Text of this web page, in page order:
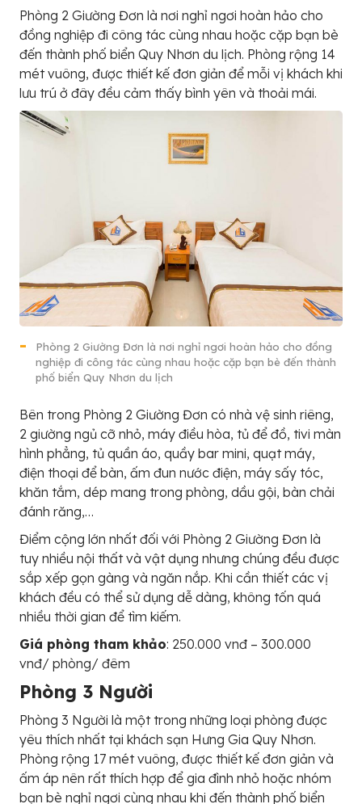
Phòng 2 Giường Đơn là nơi nghỉ ngơi hoàn hảo cho
đồng nghiệp đi công tác cùng nhau hoặc cặp bạn bè
đến thành phố biển Quy Nhơn du lịch. Phòng rộng 14
mét vuông, được thiết kế đơn giản để mỗi vị khách khi
lưu trú ở đây đều cảm thấy bình yên và thoải mái.
Phòng 2 Giường Đơn là nơi nghỉ ngơi hoàn hảo cho đồng
nghiệp đi công tác cùng nhau hoặc cặp bạn bè đến thành
phố biển Quy Nhơn du lịch
Bên trong Phòng 2 Giường Đơn có nhà vệ sinh riêng,
2 giường ngủ cỡ nhỏ, máy điều hòa, tủ để đồ, tivi màn
hình phẳng, tủ quần áo, quầy bar mini, quạt máy,
điện thoại để bàn, ấm đun nước điện, máy sấy tóc,
khăn tắm, dép mang trong phòng, dầu gội, bàn chải
đánh răng,…
Điểm cộng lớn nhất đối với Phòng 2 Giường Đơn là
tuy nhiều nội thất và vật dụng nhưng chúng đều được
sắp xếp gọn gàng và ngăn nắp. Khi cần thiết các vị
khách đều có thể sử dụng dễ dàng, không tốn quá
nhiều thời gian để tìm kiếm.
Giá phòng tham khảo: 250.000 vnđ – 300.000
vnđ/ phòng/ đêm
Phòng 3 Người
Phòng 3 Người là một trong những loại phòng được
yêu thích nhất tại khách sạn Hưng Gia Quy Nhơn.
Phòng rộng 17 mét vuông, được thiết kế đơn giản và
ấm áp nên rất thích hợp để gia đình nhỏ hoặc nhóm
bạn bè nghỉ ngơi cùng nhau khi đến thành phố biển